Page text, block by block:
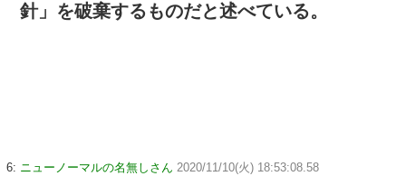
針」を破棄するものだと述べている。
6: ニューノーマルの名無しさん 2020/11/10(火) 18:53:08.58